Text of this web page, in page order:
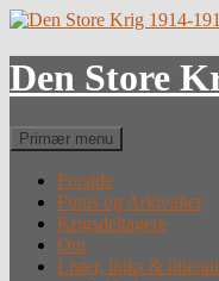
Hop
indhold
Den Store
Søg
Primær menu
Forside
Fotos og Arkivalier
Krigsdeltagere
Om
Lister, links &